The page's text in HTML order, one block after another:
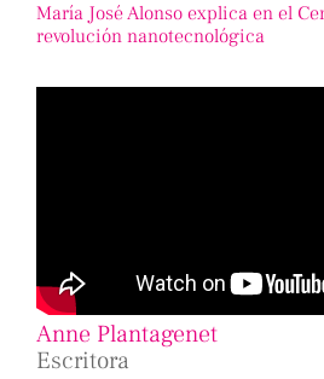
María José Alonso explica en el
revolución nanotecnológica
Anne Plantagenet
Escritora